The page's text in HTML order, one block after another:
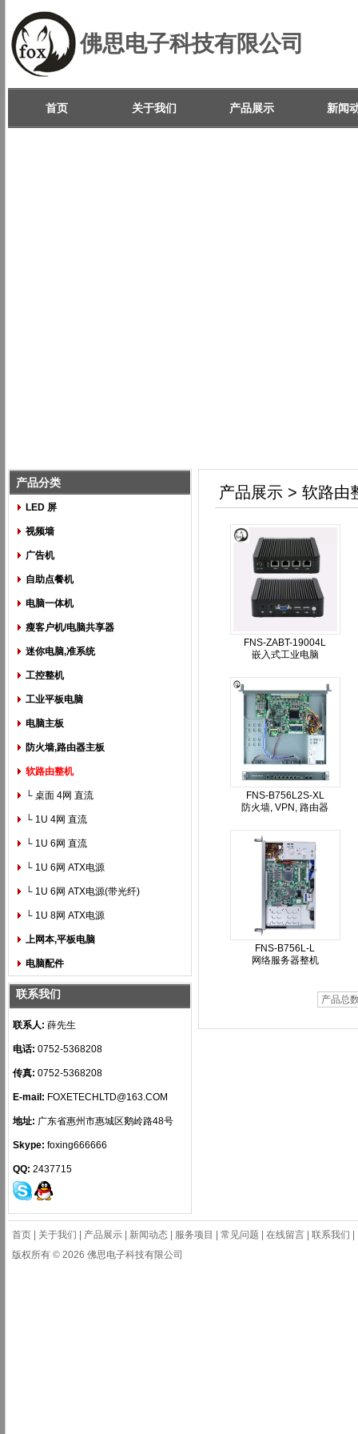
佛思电子科技有限公司
首页 关于我们 产品展示 新闻
产品分类
LED 屏
视频墙
广告机
自助点餐机
电脑一体机
瘦客户机/电脑共享器
迷你电脑,准系统
工控整机
工业平板电脑
电脑主板
防火墙,路由器主板
软路由整机
└ 桌面 4网 直流
└ 1U 4网 直流
└ 1U 6网 直流
└ 1U 6网 ATX电源
└ 1U 6网 ATX电源(带光纤)
└ 1U 8网 ATX电源
上网本,平板电脑
电脑配件
联系我们
联系人: 薛先生
电话: 0752-5368208
传真: 0752-5368208
E-mail: FOXETECHLTD@163.COM
地址: 广东省惠州市惠城区鹅岭路48号
Skype: foxing666666
QQ: 2437715
产品展示 > 软路由
FNS-ZABT-19004L
嵌入式工业电脑
FNS-B756L2S-XL
防火墙, VPN, 路由器
FNS-B756L-L
网络服务器整机
产品总
首页 关于我们 产品展示 新闻动态 服务项目 常见问题 在线留言 联系我们
版权所有 © 2026 佛思电子科技有限公司